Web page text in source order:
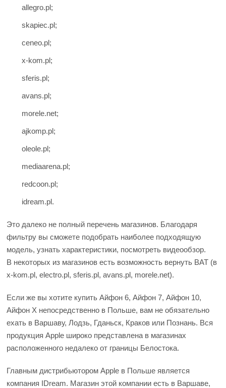
allegro.pl;
skapiec.pl;
ceneo.pl;
x-kom.pl;
sferis.pl;
avans.pl;
morele.net;
ajkomp.pl;
oleole.pl;
mediaarena.pl;
redcoon.pl;
idream.pl.
Это далеко не полный перечень магазинов. Благодаря
фильтру вы сможете подобрать наиболее подходящую
модель, узнать характеристики, посмотреть видеообзор.
В некоторых из магазинов есть возможность вернуть ВАТ (в
x-kom.pl, electro.pl, sferis.pl, avans.pl, morele.net).
Если же вы хотите купить Айфон 6, Айфон 7, Айфон 10,
Айфон X непосредственно в Польше, вам не обязательно
ехать в Варшаву, Лодзь, Гданьск, Краков или Познань. Вся
продукция Apple широко представлена в магазинах
расположенного недалеко от границы Белостока.
Главным дистрибьютором Apple в Польше является
компания IDream. Магазин этой компании есть в Варшаве,